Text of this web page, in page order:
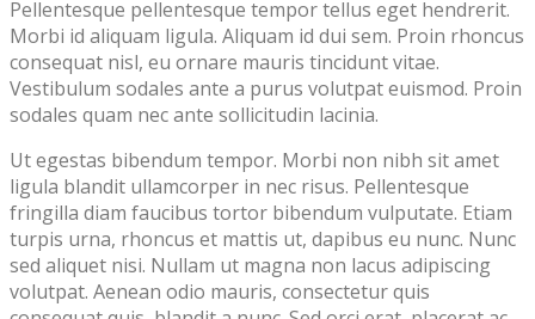
Pellentesque pellentesque tempor tellus eget hendrerit.
Morbi id aliquam ligula. Aliquam id dui sem. Proin rhoncus
consequat nisl, eu ornare mauris tincidunt vitae.
Vestibulum sodales ante a purus volutpat euismod. Proin
sodales quam nec ante sollicitudin lacinia.
Ut egestas bibendum tempor. Morbi non nibh sit amet
ligula blandit ullamcorper in nec risus. Pellentesque
fringilla diam faucibus tortor bibendum vulputate. Etiam
turpis urna, rhoncus et mattis ut, dapibus eu nunc. Nunc
sed aliquet nisi. Nullam ut magna non lacus adipiscing
volutpat. Aenean odio mauris, consectetur quis